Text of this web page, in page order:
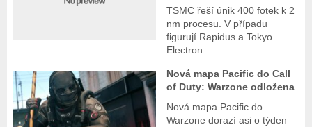
TSMC řeší únik 400 fotek k 2
nm procesu. V případu
figurují Rapidus a Tokyo
Electron.
Nová mapa Pacific do Call
of Duty: Warzone odložena
Nová mapa Pacific do
Warzone dorazí asi o týden